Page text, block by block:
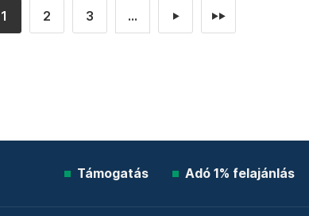
1 2 3 ... ► ►►
Támogatás Adó 1% felajánlás